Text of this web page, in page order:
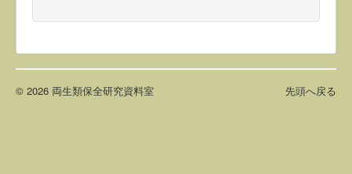
先頭へ戻る
© 2026 両生類保全研究資料室